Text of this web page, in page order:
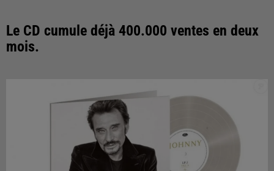
Le CD cumule déjà 400.000 ventes en deux
mois.